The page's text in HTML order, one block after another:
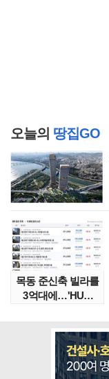
오늘의 땅집GO
목동 준신축 빌라를
3억대에…'HUG